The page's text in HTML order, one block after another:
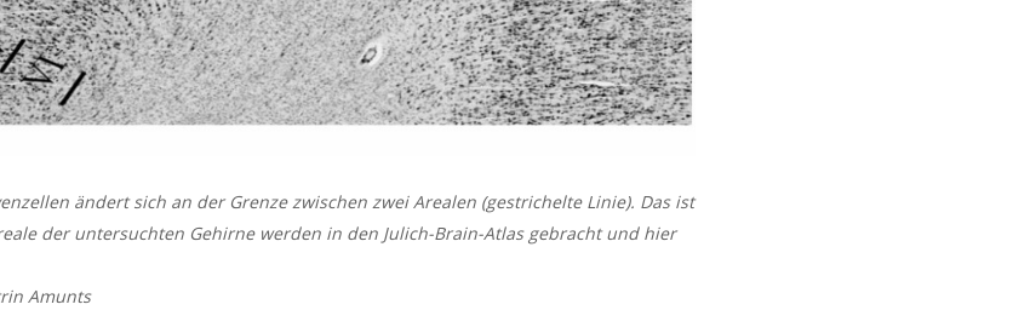
ändert sich an der Grenze zwischen zwei Arealen (gestrichelte Linie). Das ist
der untersuchten Gehirne werden in den Julich-Brain-Atlas gebracht und hier
Amunts